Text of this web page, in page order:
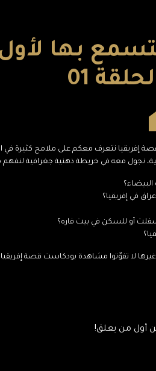
بها لأول
01
إفريقيا نتعرف معكم على ملامح كثيرة
في إفريقيا؟
أو للسكن في بيت فاره؟
لا تفوّتوا مشاهدة بودكاست قصة
أول من يعلق!